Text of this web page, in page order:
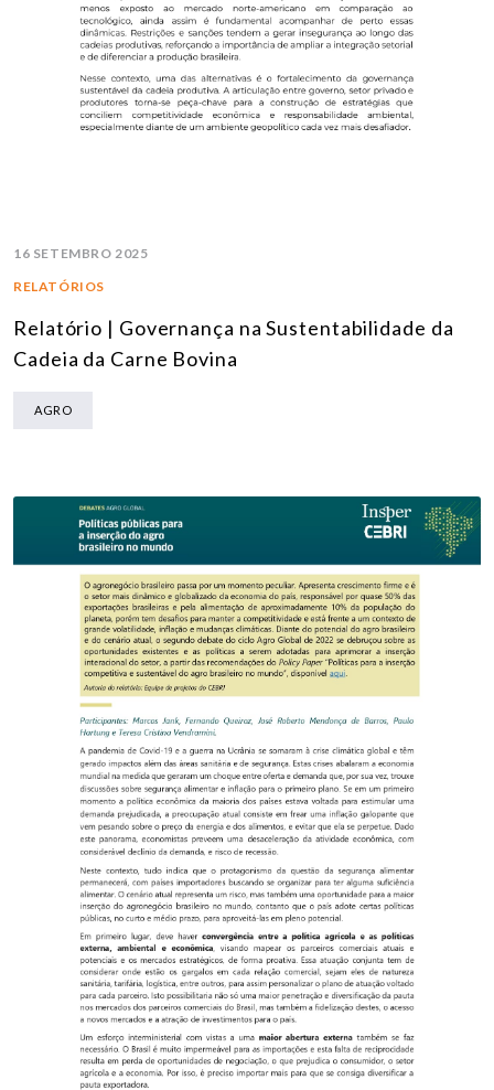
16 SETEMBRO 2025
RELATÓRIOS
Relatório | Governança na Sustentabilidade da
Cadeia da Carne Bovina
AGRO